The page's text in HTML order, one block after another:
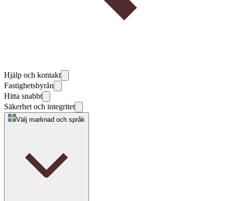
Hjälp och kontakt
Fastighetsbyrån
Hitta snabbt
Säkerhet och integritet
Välj marknad och språk